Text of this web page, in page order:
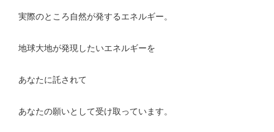
実際のところ自然が発するエネルギー。
地球大地が発現したいエネルギーを
あなたに託されて
あなたの願いとして受け取っています。